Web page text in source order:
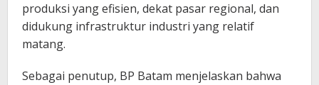
produksi yang efisien, dekat pasar regional, dan
didukung infrastruktur industri yang relatif
matang.
Sebagai penutup, BP Batam menjelaskan bahwa